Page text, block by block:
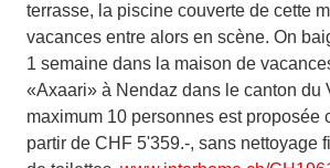
terrasse, la piscine couverte de cette
vacances entre alors en scène. On
1 semaine dans la maison de
«Axaari» à Nendaz dans le canton du
maximum 10 personnes est proposée
partir de CHF 5'359.-, sans nettoyage